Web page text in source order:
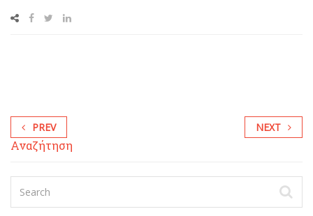
PREV NEXT
Αναζήτηση